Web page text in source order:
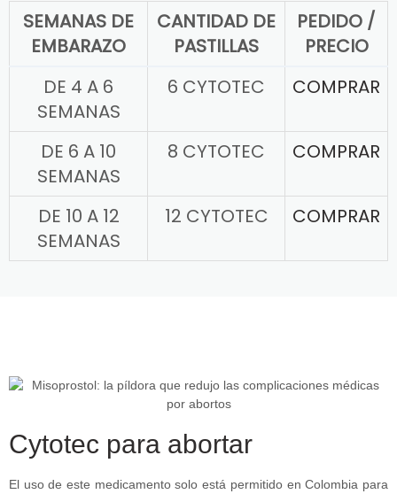
SEMANAS DE
EMBARAZO
CANTIDAD DE
PASTILLAS
PEDIDO /
PRECIO
DE 4 A 6
SEMANAS
6 CYTOTEC COMPRAR
DE 6 A 10
SEMANAS
8 CYTOTEC COMPRAR
DE 10 A 12
SEMANAS
12 CYTOTEC COMPRAR
Cytotec para abortar
El uso de este medicamento solo está permitido en Colombia para